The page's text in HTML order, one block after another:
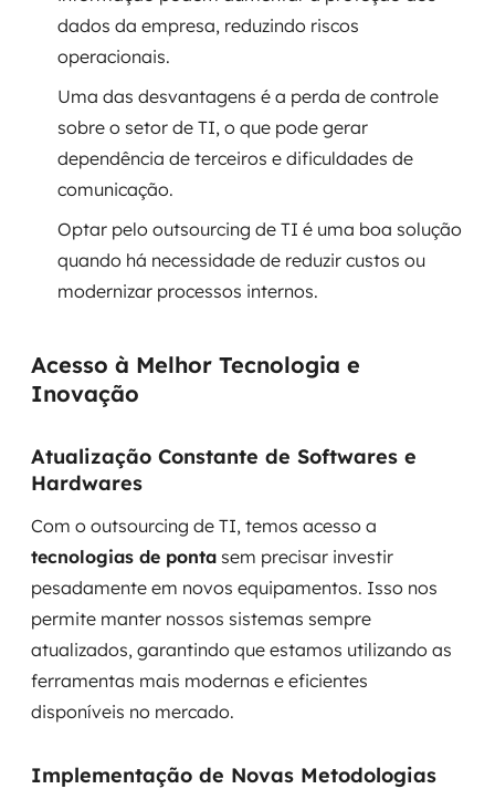
Sustentar operações com eficiência
SRE / DevOps
Monitoramento 24x7
Suporte a banco de dados
FinOps
Gestão de infraestrutura
Escalar com segurança
Pentest
DevSecOps
MSS
Consultoria de segurança
Simulação de Phishing
dados da empresa, reduzindo riscos
operacionais.
Uma das desvantagens é a perda de controle
sobre o setor de TI, o que pode gerar
dependência de terceiros e dificuldades de
comunicação.
Optar pelo outsourcing de TI é uma boa solução
quando há necessidade de reduzir custos ou
modernizar processos internos.
Acesso à Melhor Tecnologia e
Inovação
Atualização Constante de Softwares e
Hardwares
Com o outsourcing de TI, temos acesso a
tecnologias de ponta sem precisar investir
pesadamente em novos equipamentos. Isso nos
permite manter nossos sistemas sempre
atualizados, garantindo que estamos utilizando as
ferramentas mais modernas e eficientes
disponíveis no mercado.
Implementação de Novas Metodologias